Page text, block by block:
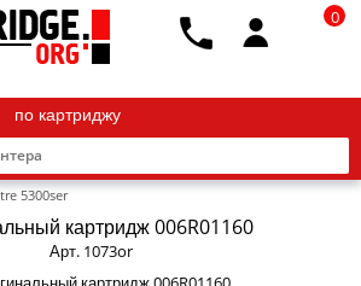
по картриджу
0
5300ser
картридж 006R01160
Арт. 1073or